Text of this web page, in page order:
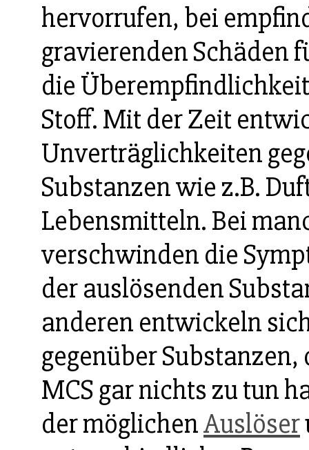
hervorrufen, bei
gravierenden Schäden
die
Stoff. Mit der Zeit
Unverträglichkeiten
Substanzen wie z.B.
Lebensmitteln. Bei
verschwinden die
der auslösenden
anderen entwickeln
gegenüber
MCS gar nichts zu tun
der möglichenAuslöser